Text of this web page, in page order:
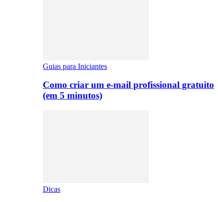
Guias para Iniciantes
Como criar um e-mail profissional gratuito
(em 5 minutos)
Dicas